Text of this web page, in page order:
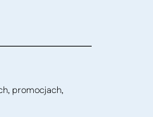
promocjach,